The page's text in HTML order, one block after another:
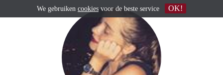
We gebruiken cookies voor de beste service OK!